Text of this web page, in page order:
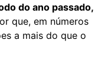
do ano passado,
que, em números
a mais do que o